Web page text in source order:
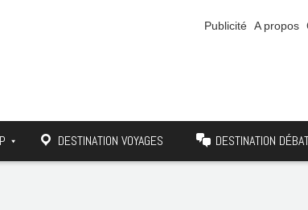
Publicité A propos
DESTINATION VOYAGES DESTINATION